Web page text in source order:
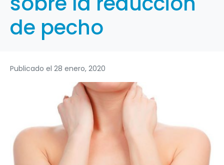
de pecho
Publicado el 28 enero, 2020